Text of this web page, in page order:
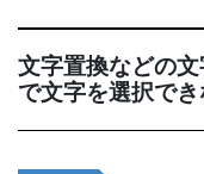
文字置換などの
で文字を選択で